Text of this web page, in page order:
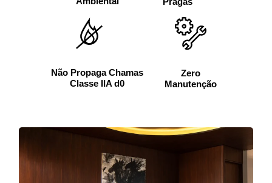
Não Propaga Chamas
Classe IIA d0
Zero
Manutenção